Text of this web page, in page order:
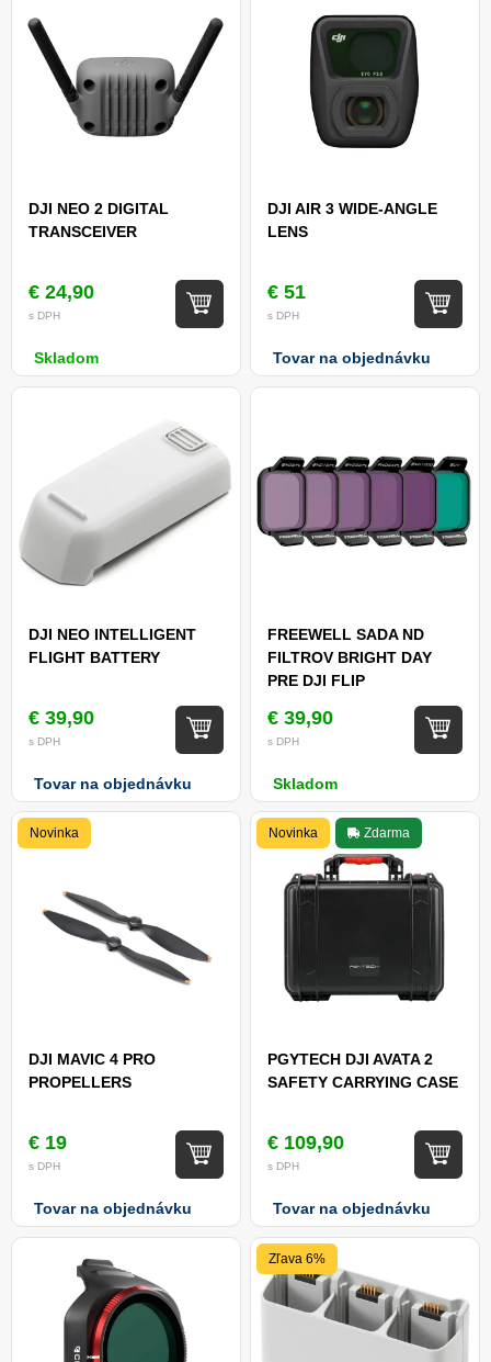
DJI NEO 2 DIGITAL
TRANSCEIVER
€ 24,90
s DPH
Skladom
DJI AIR 3 WIDE-ANGLE
LENS
€ 51
s DPH
Tovar na objednávku
DJI NEO INTELLIGENT
FLIGHT BATTERY
€ 39,90
s DPH
Tovar na objednávku
FREEWELL SADA ND
FILTROV BRIGHT DAY
PRE DJI FLIP
€ 39,90
s DPH
Skladom
Novinka
DJI MAVIC 4 PRO
PROPELLERS
€ 19
s DPH
Tovar na objednávku
Novinka Zdarma
PGYTECH DJI AVATA 2
SAFETY CARRYING CASE
€ 109,90
s DPH
Tovar na objednávku
Zľava 6%